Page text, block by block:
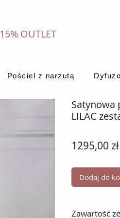
15% OUTLET
Pościel z narzutą
Satynowa
LILAC
1295,00 zł
Dodaj do
Zawartość